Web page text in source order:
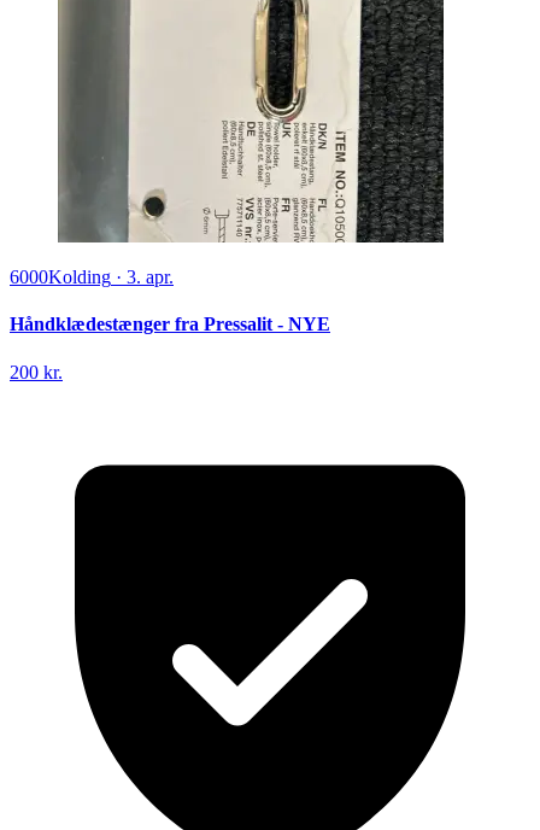
6000Kolding · 3. apr.
Håndklædestænger fra Pressalit - NYE
200 kr.